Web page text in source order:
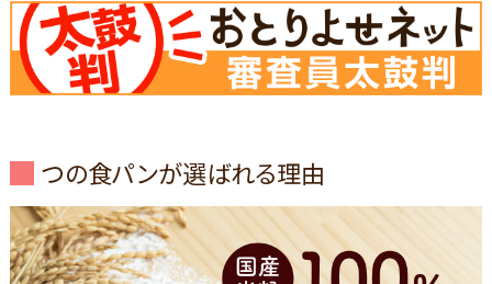
つの食パンが選ばれる理由